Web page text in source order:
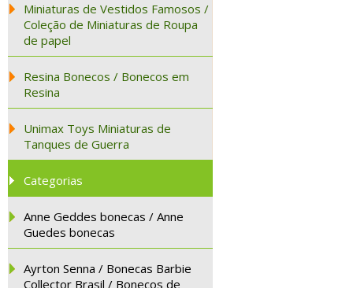
Miniaturas de Vestidos Famosos /
Coleção de Miniaturas de Roupa
de papel
Resina Bonecos / Bonecos em
Resina
Unimax Toys Miniaturas de
Tanques de Guerra
Categorias
Anne Geddes bonecas / Anne
Guedes bonecas
Ayrton Senna / Bonecas Barbie
Collector Brasil / Bonecos de